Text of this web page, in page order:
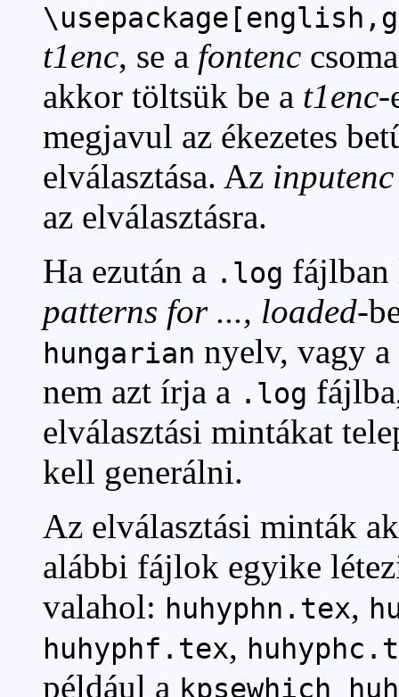
t1enc, se a fontenc
akkor töltsük be a t1enc
megjavul az ékezetes
elválasztása. Az inputenc
az elválasztásra.
Ha ezután a .log
patterns for ..., loaded-
hungarian nyelv, vagy a
nem azt írja a .log
elválasztási mintákat
kell generálni.
Az elválasztási minták
alábbi fájlok egyike
valahol: huhyphn.tex,
huhyphf.tex,
például a kpsewhich